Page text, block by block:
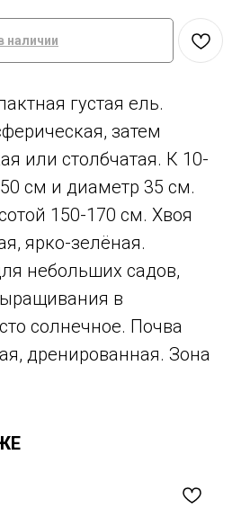
наличии
густая ель.
затем
или столбчатая. К 10-
см и диаметр 35 см.
150-170 см. Хвоя
ярко-зелёная.
небольших садов,
в
солнечное. Почва
дренированная. Зона